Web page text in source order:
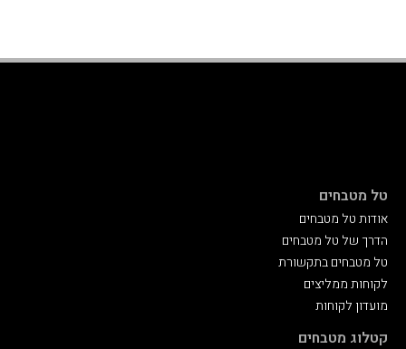
טל מטבחים
אודות טל מטבחים
הדרך של טל מטבחים
טל מטבחים בתקשורת
לקוחות ממליצים
מועדון לקוחות
קטלוג מטבחים